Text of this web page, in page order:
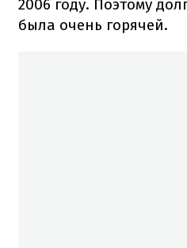
2006 году. Поэтому
была очень горячей.